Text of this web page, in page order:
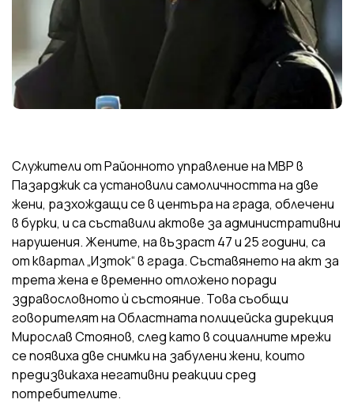
Служители от Районното управление на МВР в
Пазарджик са установили самоличността на две
жени, разхождащи се в центъра на града, облечени
в бурки, и са съставили актове за административни
нарушения. Жените, на възраст 47 и 25 години, са
от квартал „Изток“ в града. Съставянето на акт за
трета жена е временно отложено поради
здравословното ѝ състояние. Това съобщи
говорителят на Областната полицейска дирекция
Мирослав Стоянов, след като в социалните мрежи
се появиха две снимки на забулени жени, които
предизвикаха негативни реакции сред
потребителите.